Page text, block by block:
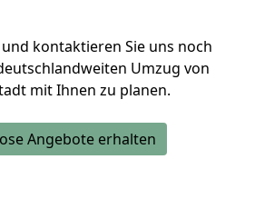
und kontaktieren Sie uns noch
Umzug von
mit Ihnen zu planen.
Angebote erhalten